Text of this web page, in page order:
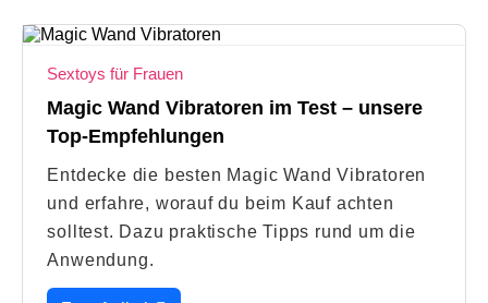
Sextoys für Frauen
Magic Wand Vibratoren im Test – unsere
Top-Empfehlungen
Entdecke die besten Magic Wand Vibratoren
und erfahre, worauf du beim Kauf achten
solltest. Dazu praktische Tipps rund um die
Anwendung.